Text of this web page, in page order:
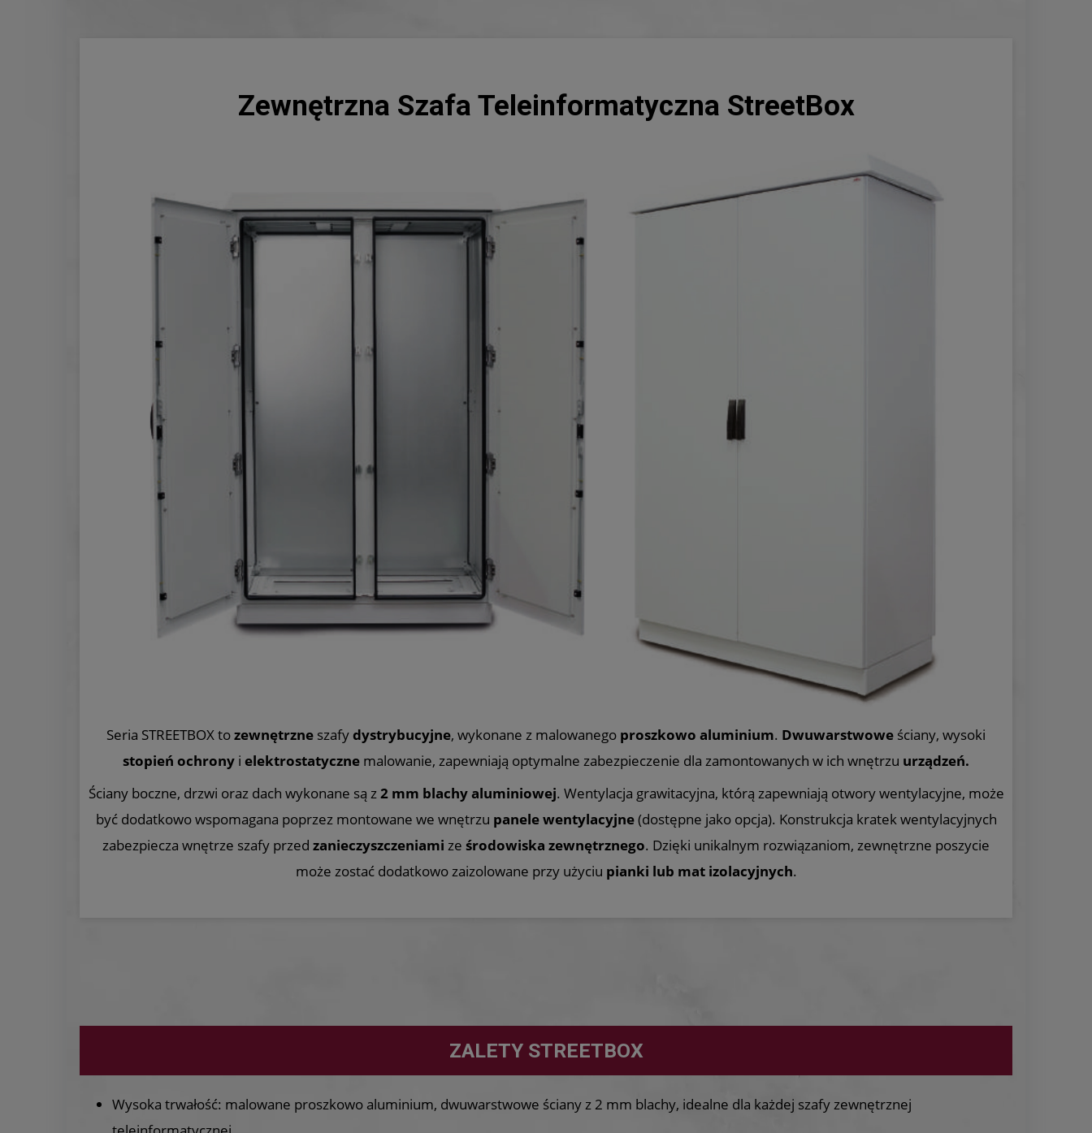
Zewnętrzna Szafa Teleinformatyczna StreetBox
Seria STREETBOX tozewnętrzne szafydystrybucyjne, wykonane z malowanego proszkowo aluminium. Dwuwarstwowe ściany, wysoki
stopień ochrony i elektrostatyczne malowanie, zapewniają optymalne zabezpieczenie dla zamontowanych w ich wnętrzu urządzeń.
Ściany boczne, drzwi oraz dach wykonane są z2 mm blachy aluminiowej. Wentylacja grawitacyjna, którą zapewniają otwory wentylacyjne, może
być dodatkowo wspomagana poprzez montowane we wnętrzu panele wentylacyjne(dostępne jako opcja). Konstrukcja kratek wentylacyjnych
zabezpiecza wnętrze szafy przed zanieczyszczeniami ze środowiska zewnętrznego. Dzięki unikalnym rozwiązaniom, zewnętrzne poszycie
może zostać dodatkowo zaizolowane przy użyciu pianki lub mat izolacyjnych.
ZALETY STREETBOX
Wysoka trwałość: malowane proszkowo aluminium, dwuwarstwowe ściany z 2 mm blachy, idealne dla każdej szafy zewnętrznej